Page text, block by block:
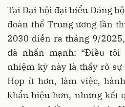
Tại Đại hội đại biểu Đảng
đoàn thể Trung ương lần
2030 diễn ra tháng 9/
đã nhấn mạnh: “Điều tôi
nhiệm kỳ này là thấy rõ sự
Họp ít hơn, làm việc,
khẩu hiệu hơn, nhưng kết